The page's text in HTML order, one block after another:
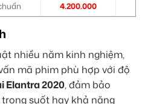
4.200.000
nhiều năm kinh nghiệm,
mã phim phù hợp với độ
Elantra 2020, đảm bảo
suốt hay khả năng